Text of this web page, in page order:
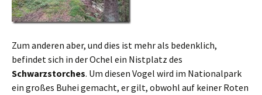
Zum anderen aber, und dies ist mehr als bedenklich,
befindet sich in der Ochel ein Nistplatz des
Schwarzstorches. Um diesen Vogel wird im Nationalpark
ein großes Buhei gemacht, er gilt, obwohl auf keiner Roten